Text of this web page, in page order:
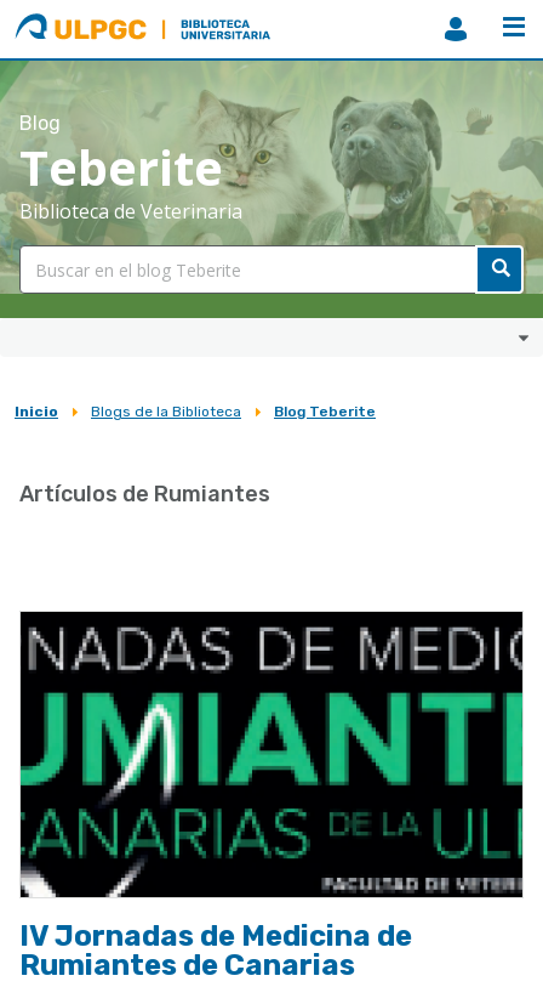
ULPGC
Biblioteca
ULPGC
Blog
Teberite
Biblioteca de Veterinaria
Sobrescribir
de
la
navegación
Inicio Blogs de la Biblioteca Blog Teberite
Artículos de Rumiantes
IV Jornadas de Medicina de
Rumiantes de Canarias